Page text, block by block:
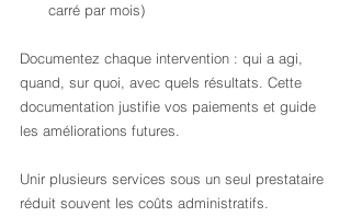
carré par mois)
Documentez chaque intervention : qui a agi,
quand, sur quoi, avec quels résultats. Cette
documentation justifie vos paiements et guide
les améliorations futures.
Unir plusieurs services sous un seul prestataire
réduit souvent les coûts administratifs.